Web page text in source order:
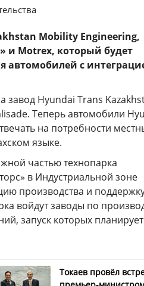
Mobility Engineering,
и Motrex, который будет
автомобилей с
завод Hyundai Trans
Теперь автомобили
на потребности
языке.
частью технопарка
в Индустриальной зоне
производства и
войдут заводы по
запуск которых
Токаев провёл